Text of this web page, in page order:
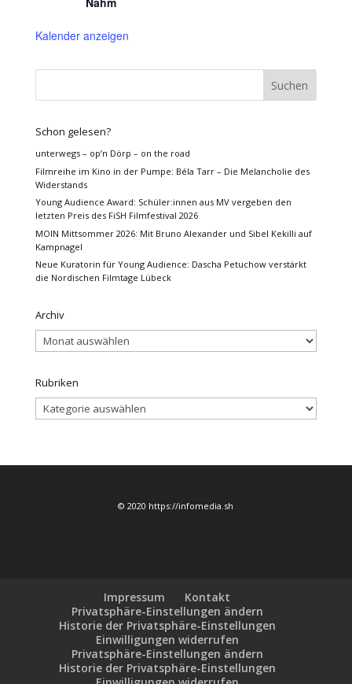
Kalender anzeigen
Schon gelesen?
unterwegs – op’n Dörp – on the road
Filmreihe im Kino in der Pumpe: Béla Tarr – Die Melancholie des
Widerstands
Young Audience Award: Schüler:innen aus MV vergeben den
letzten Preis des FiSH Filmfestival 2026
MOIN Mittsommer 2026: Mit Bruno Alexander und Sibel Kekilli auf
Kampnagel
Neue Kuratorin für Young Audience: Dascha Petuchow verstärkt
die Nordischen Filmtage Lübeck
Archiv
Archiv
Rubriken
Rubriken
© 2020 https://infomedia.sh
Impressum
Kontakt
Privatsphäre-Einstellungen ändern
Historie der Privatsphäre-Einstellungen
Einwilligungen widerrufen
Privatsphäre-Einstellungen ändern
Historie der Privatsphäre-Einstellungen